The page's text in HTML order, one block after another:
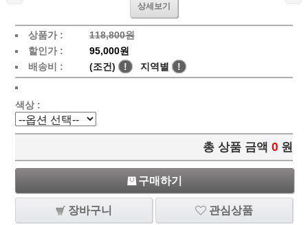
상세보기
상품가 :
118,800원
할인가 :
95,000원
배송비 :
(조건) ! 지역별 !
색상 :
총 상품 금액 0 원
구매하기
장바구니 관심상품